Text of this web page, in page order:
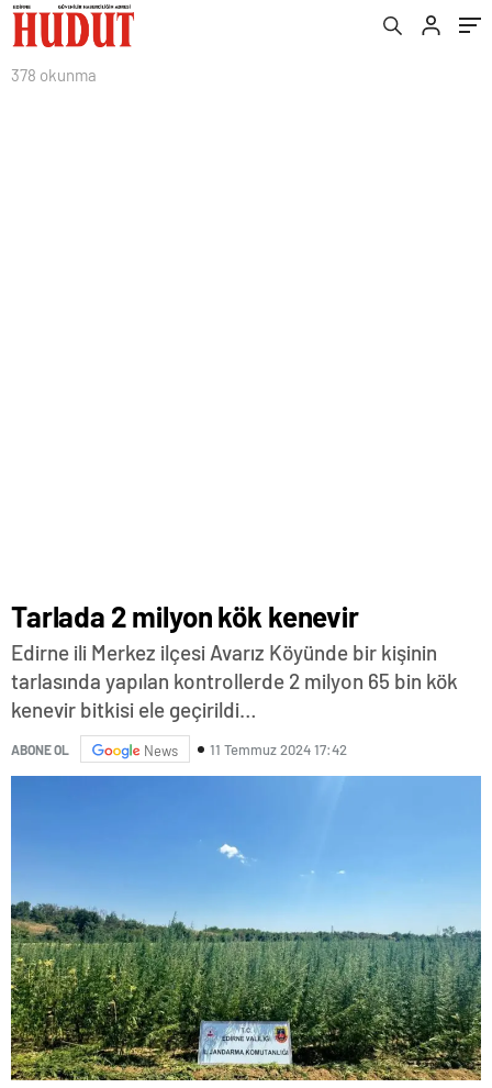
378 okunma
Tarlada 2 milyon kök kenevir
Edirne ili Merkez ilçesi Avarız Köyünde bir kişinin
tarlasında yapılan kontrollerde 2 milyon 65 bin kök
kenevir bitkisi ele geçirildi…
ABONE OL News 11 Temmuz 2024 17:42